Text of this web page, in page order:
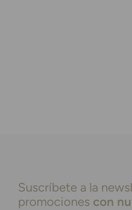
Suscríbete a la
promociones con